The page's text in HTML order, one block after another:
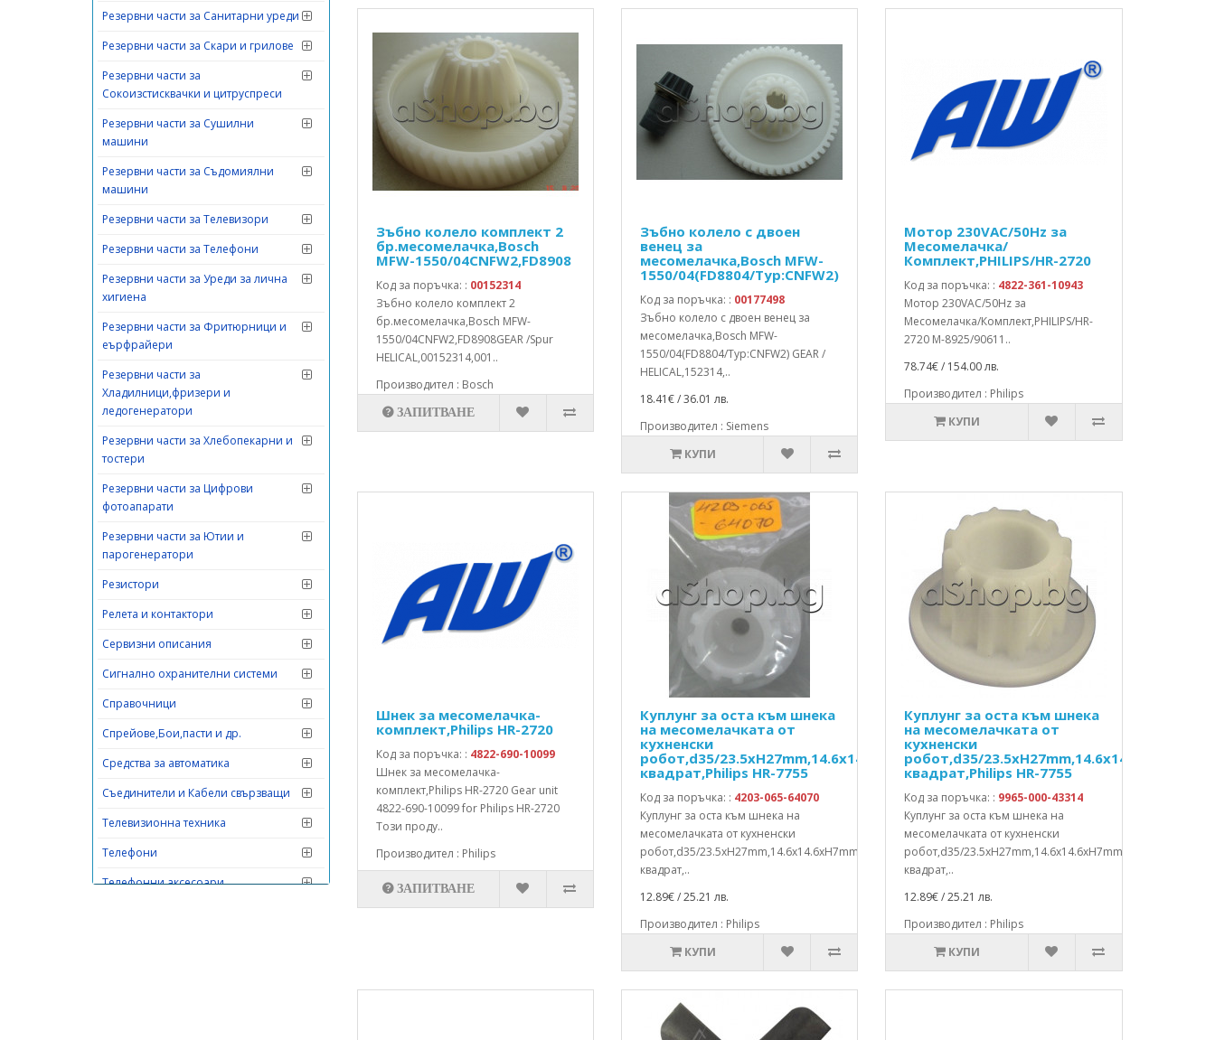
Резервни части за Санитарни уреди
Резервни части за Скари и грилове
Резервни части за
Сокоизстисквачки и цитруспреси
Резервни части за Сушилни
машини
Резервни части за Съдомиялни
машини
Резервни части за Телевизори
Резервни части за Телефони
Резервни части за Уреди за лична
хигиена
Резервни части за Фритюрници и
еърфрайери
Резервни части за
Хладилници,фризери и
ледогенератори
Резервни части за Хлебопекарни и
тостери
Резервни части за Цифрови
фотоапарати
Резервни части за Ютии и
парогенератори
Резистори
Релета и контактори
Сервизни описания
Сигнално охранителни системи
Справочници
Спрейове,Бои,пасти и др.
Средства за автоматика
Съединители и Кабели свързващи
Телевизионна техника
Телефони
Телефонни аксесоари
Зъбно колело комплект 2
бр.месомелачка,Bosch
MFW-1550/04CNFW2,FD8908
Код за поръчка: : 00152314
Зъбно колело комплект 2
бр.месомелачка,Bosch MFW-
1550/04CNFW2,FD8908GEAR /Spur
HELICAL,00152314,001..
Производител : Bosch
ЗАПИТВАНЕ
Зъбно колело с двоен
венец за
месомелачка,Bosch MFW-
1550/04(FD8804/Typ:CNFW2)
Код за поръчка: : 00177498
Зъбно колело с двоен венец за
месомелачка,Bosch MFW-
1550/04(FD8804/Typ:CNFW2) GEAR /
HELICAL,152314,..
18.41€ / 36.01 лв.
Производител : Siemens
КУПИ
Мотор 230VAC/50Hz за
Месомелачка/
Комплект,PHILIPS/HR-2720
Код за поръчка: : 4822-361-10943
Мотор 230VAC/50Hz за
Месомелачка/Комплект,PHILIPS/HR-
2720 М-8925/90611..
78.74€ / 154.00 лв.
Производител : Philips
КУПИ
Шнек за месомелачка-
комплект,Philips HR-2720
Код за поръчка: : 4822-690-10099
Шнек за месомелачка-
комплект,Philips HR-2720 Gear unit
4822-690-10099 for Philips HR-2720
Този проду..
Производител : Philips
ЗАПИТВАНЕ
Куплунг за оста към шнека
на месомелачката от
кухненски
робот,d35/23.5xH27mm,14.6x14.6xH7mm
квадрат,Philips HR-7755
Код за поръчка: : 4203-065-64070
Куплунг за оста към шнека на
месомелачката от кухненски
робот,d35/23.5xH27mm,14.6x14.6xH7mm
квадрат,..
12.89€ / 25.21 лв.
Производител : Philips
КУПИ
Куплунг за оста към шнека
на месомелачката от
кухненски
робот,d35/23.5xH27mm,14.6x14.6xH7mm
квадрат,Philips HR-7755
Код за поръчка: : 9965-000-43314
Куплунг за оста към шнека на
месомелачката от кухненски
робот,d35/23.5xH27mm,14.6x14.6xH7mm
квадрат,..
12.89€ / 25.21 лв.
Производител : Philips
КУПИ